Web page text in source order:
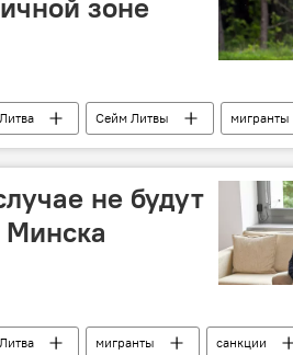
Литва Сейм Литвы
мигранты
не будут
Минска
Литва мигранты
санкции